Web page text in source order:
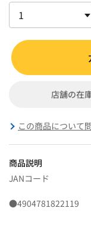
店舗の在
この商品について
商品説明
JANコード
●4904781822119